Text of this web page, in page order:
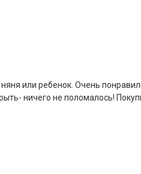
или ребенок. Очень
ничего не поломалось!